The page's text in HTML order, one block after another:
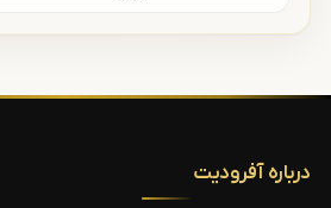
درباره آفرودیت